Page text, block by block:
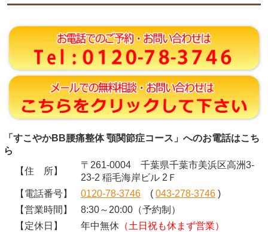
「すこやかBB腰痛整体 顎関節症コース」へのお電話はこち
ら
【住 所】
〒261-0004 千葉県千葉市美浜区高洲3-
23-2 稲毛海岸ビル 2Ｆ
【電話番号】
0120-78-3746 ( 043-278-3746 )
【営業時間】
8:30～20:00（予約制）
【定休日】
年中無休 （土日祝も休まず営業）